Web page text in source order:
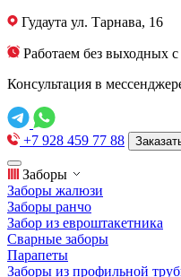
Гудаута ул. Тарнава, 16
Работаем без выходных
Консультация в
+7 928 459 77 88
Заборы
Заборы жалюзи
Заборы ранчо
Забор из евроштакетника
Сварные заборы
Парапеты
Заборы из профильной